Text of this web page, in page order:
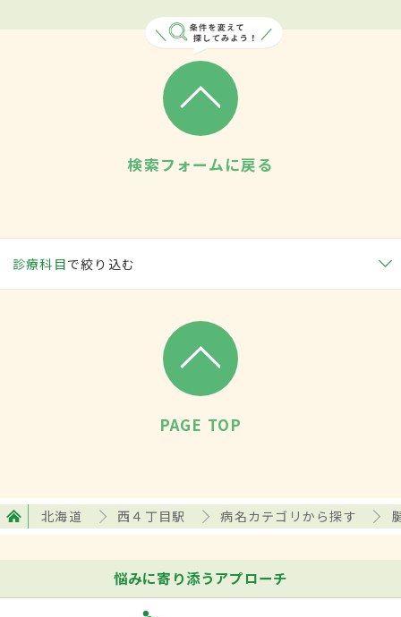
検索フォームに戻る
診療科目で絞り込む
PAGE TOP
北海道 西４丁目駅 病名カテゴリから探す
悩みに寄り添うアプローチ